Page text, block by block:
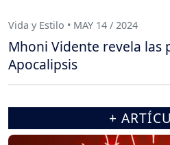
Vida y Estilo • MAY 14 / 2024
Mhoni Vidente revela las
Apocalipsis
+